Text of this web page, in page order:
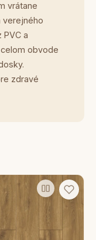
vrátane
verejného
a
obvode
zdravé